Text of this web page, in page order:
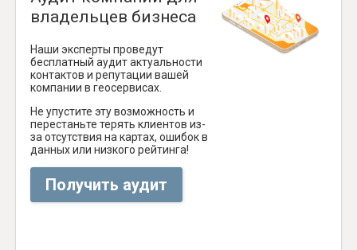
владельцев бизнеса
Наши эксперты проведут
бесплатный аудит актуальности
контактов и репутации вашей
компании в геосервисах.
Не упустите эту возможность и
перестаньте терять клиентов из-
за отсутствия на картах, ошибок в
данных или низкого рейтинга!
Получить аудит